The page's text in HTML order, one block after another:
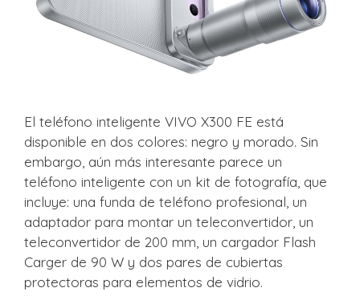
El teléfono inteligente VIVO X300 FE está
disponible en dos colores: negro y morado. Sin
embargo, aún más interesante parece un
teléfono inteligente con un kit de fotografía, que
incluye: una funda de teléfono profesional, un
adaptador para montar un teleconvertidor, un
teleconvertidor de 200 mm, un cargador Flash
Carger de 90 W y dos pares de cubiertas
protectoras para elementos de vidrio.